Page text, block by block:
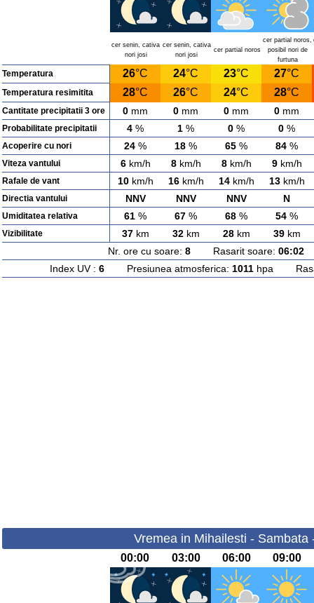
cer senin, cativa
nori josi
cer senin, cativa
nori josi
cer partial noros
cer partial noros,
posibil nori de
furtuna
Temperatura 26°C 24°C 23°C 27°C
Temperatura resimitita 28°C 26°C 24°C 28°C
Cantitate precipitatii 3 ore 0 mm 0 mm 0 mm 0 mm
Probabilitate precipitatii 4 % 1 % 0 % 0 %
Acoperire cu nori 24 % 18 % 65 % 84 %
Viteza vantului 6km/h 8km/h 8km/h 9km/h
Rafale de vant 10km/h 16km/h 14km/h 13km/h
Directia vantului NNV NNV NNV N
Umiditatea relativa 61 % 67 % 68 % 54 %
Vizibilitate 37km 32km 28km 39km
Nr. ore cu soare: 8Rasarit soare: 06:02
Index UV : 6Presiunea atmosferica: 1011hpa
Vremea in Mihailesti - Sambata
00:00 03:00 06:00 09:00